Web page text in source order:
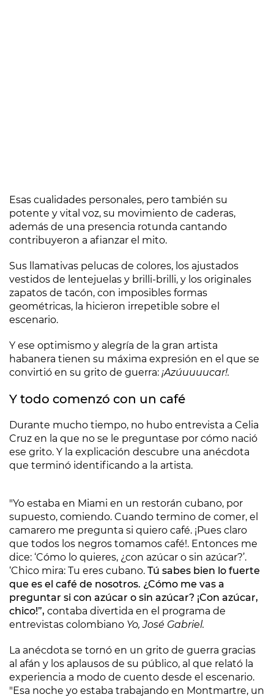
Esas cualidades personales, pero también su
potente y vital voz, su movimiento de caderas,
además de una presencia rotunda cantando
contribuyeron a afianzar el mito.
Sus llamativas pelucas de colores, los ajustados
vestidos de lentejuelas y brilli-brilli, y los originales
zapatos de tacón, con imposibles formas
geométricas, la hicieron irrepetible sobre el
escenario.
Y ese optimismo y alegría de la gran artista
habanera tienen su máxima expresión en el que se
convirtió en su grito de guerra: ¡Azúuuuucar!.
Y todo comenzó con un café
Durante mucho tiempo, no hubo entrevista a Celia
Cruz en la que no se le preguntase por cómo nació
ese grito. Y la explicación descubre una anécdota
que terminó identificando a la artista.
"Yo estaba en Miami en un restorán cubano, por
supuesto, comiendo. Cuando termino de comer, el
camarero me pregunta si quiero café. ¡Pues claro
que todos los negros tomamos café!. Entonces me
dice: ‘Cómo lo quieres, ¿con azúcar o sin azúcar?’.
‘Chico mira: Tu eres cubano. Tú sabes bien lo fuerte
que es el café de nosotros. ¿Cómo me vas a
preguntar si con azúcar o sin azúcar? ¡Con azúcar,
chico!”, contaba divertida en el programa de
entrevistas colombiano Yo, José Gabriel.
La anécdota se tornó en un grito de guerra gracias
al afán y los aplausos de su público, al que relató la
experiencia a modo de cuento desde el escenario.
"Esa noche yo estaba trabajando en Montmartre, un